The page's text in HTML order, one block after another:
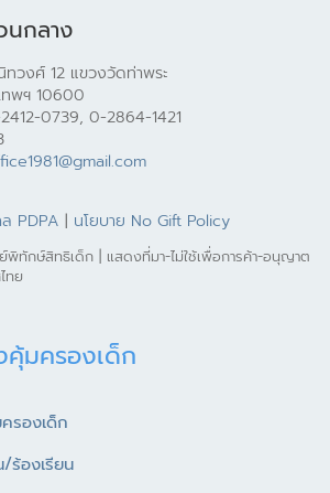
นกลาง
วงศ์ 12 แขวงวัดท่าพระ
ทพฯ 10600
0739, 0-2864-1421
PDPA | นโยบาย No Gift Policy
ทักษ์สิทธิเด็ก | แสดงที่มา-ไม่ใช้เพื่อการค้า-อนุญาต
ทย
มครองเด็ก
รองเด็ก
ร้องเรียน